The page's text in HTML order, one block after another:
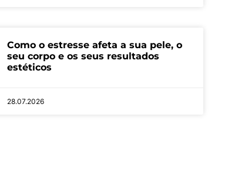
Como o estresse afeta a sua pele, o
seu corpo e os seus resultados
estéticos
28.07.2026